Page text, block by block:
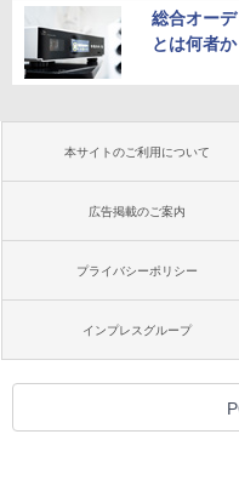
総合オー
とは何者か
本サイトのご利用について
広告掲載のご案内
プライバシーポリシー
インプレスグループ